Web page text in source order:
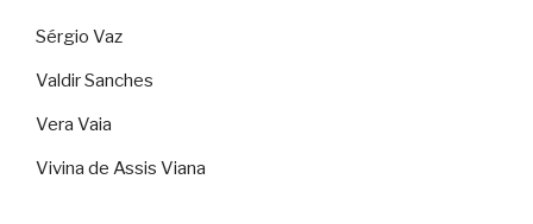
Sérgio Vaz
Valdir Sanches
Vera Vaia
Vivina de Assis Viana